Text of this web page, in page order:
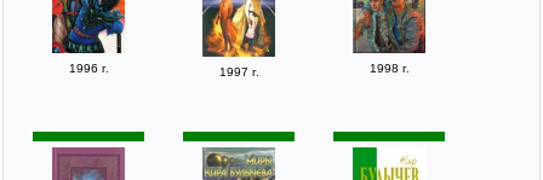
1996 г. 1997 г. 1998 г.